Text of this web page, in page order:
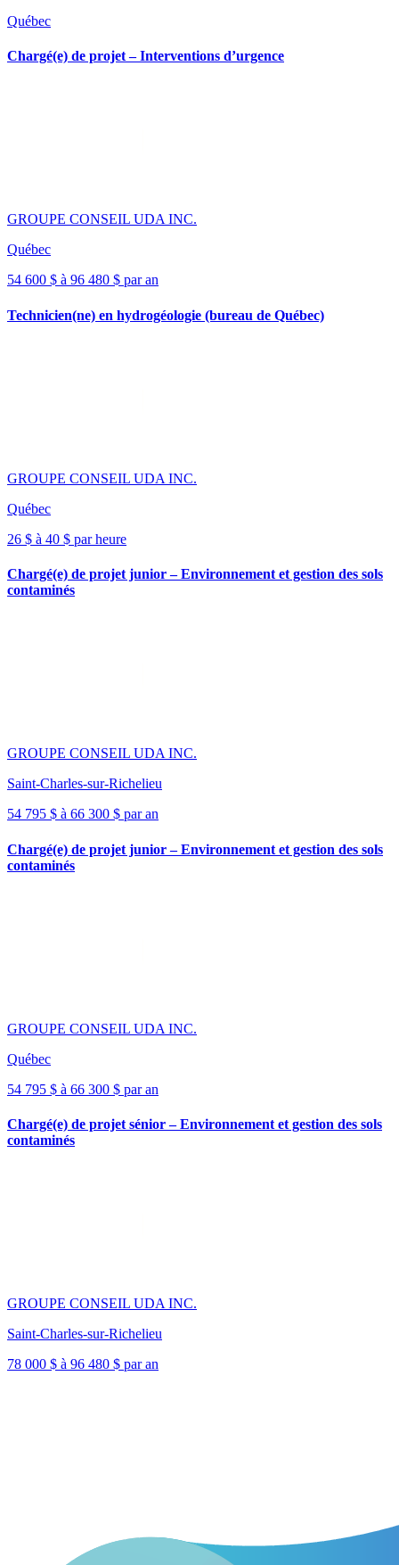
Québec
Chargé(e) de projet – Interventions d’urgence
GROUPE CONSEIL UDA INC.
Québec
54 600 $ à 96 480 $ par an
Technicien(ne) en hydrogéologie (bureau de Québec)
GROUPE CONSEIL UDA INC.
Québec
26 $ à 40 $ par heure
Chargé(e) de projet junior – Environnement et gestion des sols
contaminés
GROUPE CONSEIL UDA INC.
Saint-Charles-sur-Richelieu
54 795 $ à 66 300 $ par an
Chargé(e) de projet junior – Environnement et gestion des sols
contaminés
GROUPE CONSEIL UDA INC.
Québec
54 795 $ à 66 300 $ par an
Chargé(e) de projet sénior – Environnement et gestion des sols
contaminés
GROUPE CONSEIL UDA INC.
Saint-Charles-sur-Richelieu
78 000 $ à 96 480 $ par an